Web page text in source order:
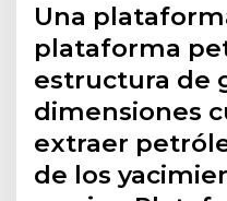
Una
plataforma
estructura de
dimensiones
extraer
de los